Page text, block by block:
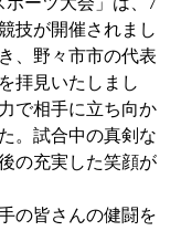
技が開催されまし
、野々市市の代表
拝見いたしまし
で相手に立ち向か
。試合中の真剣な
の充実した笑顔が
の皆さんの健闘を